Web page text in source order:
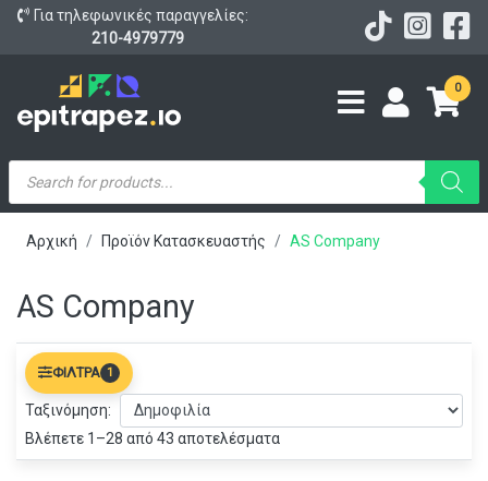
Για τηλεφωνικές παραγγελίες:
210-4979779
0
Products
search
Αρχική Προϊόν Κατασκευαστής AS Company
AS Company
Βλέπετε 1–28 από 43 αποτελέσματα
ΦΊΛΤΡΑ 1
Ταξινόμηση: